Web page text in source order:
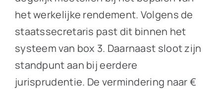
het werkelijke rendement. Volgens de
staatssecretaris past dit binnen het
systeem van box 3. Daarnaast sloot zijn
standpunt aan bij eerdere
jurisprudentie. De vermindering naar €